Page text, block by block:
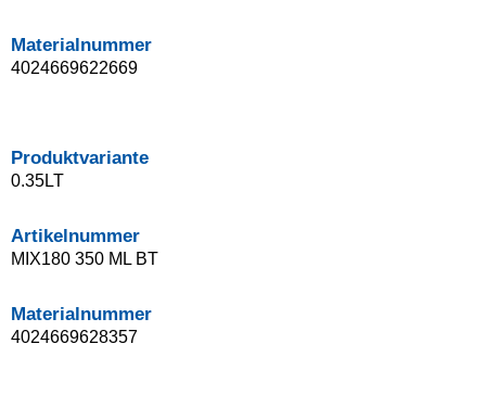
Materialnummer
4024669622669
Produktvariante
0.35LT
Artikelnummer
MIX180 350 ML BT
Materialnummer
4024669628357